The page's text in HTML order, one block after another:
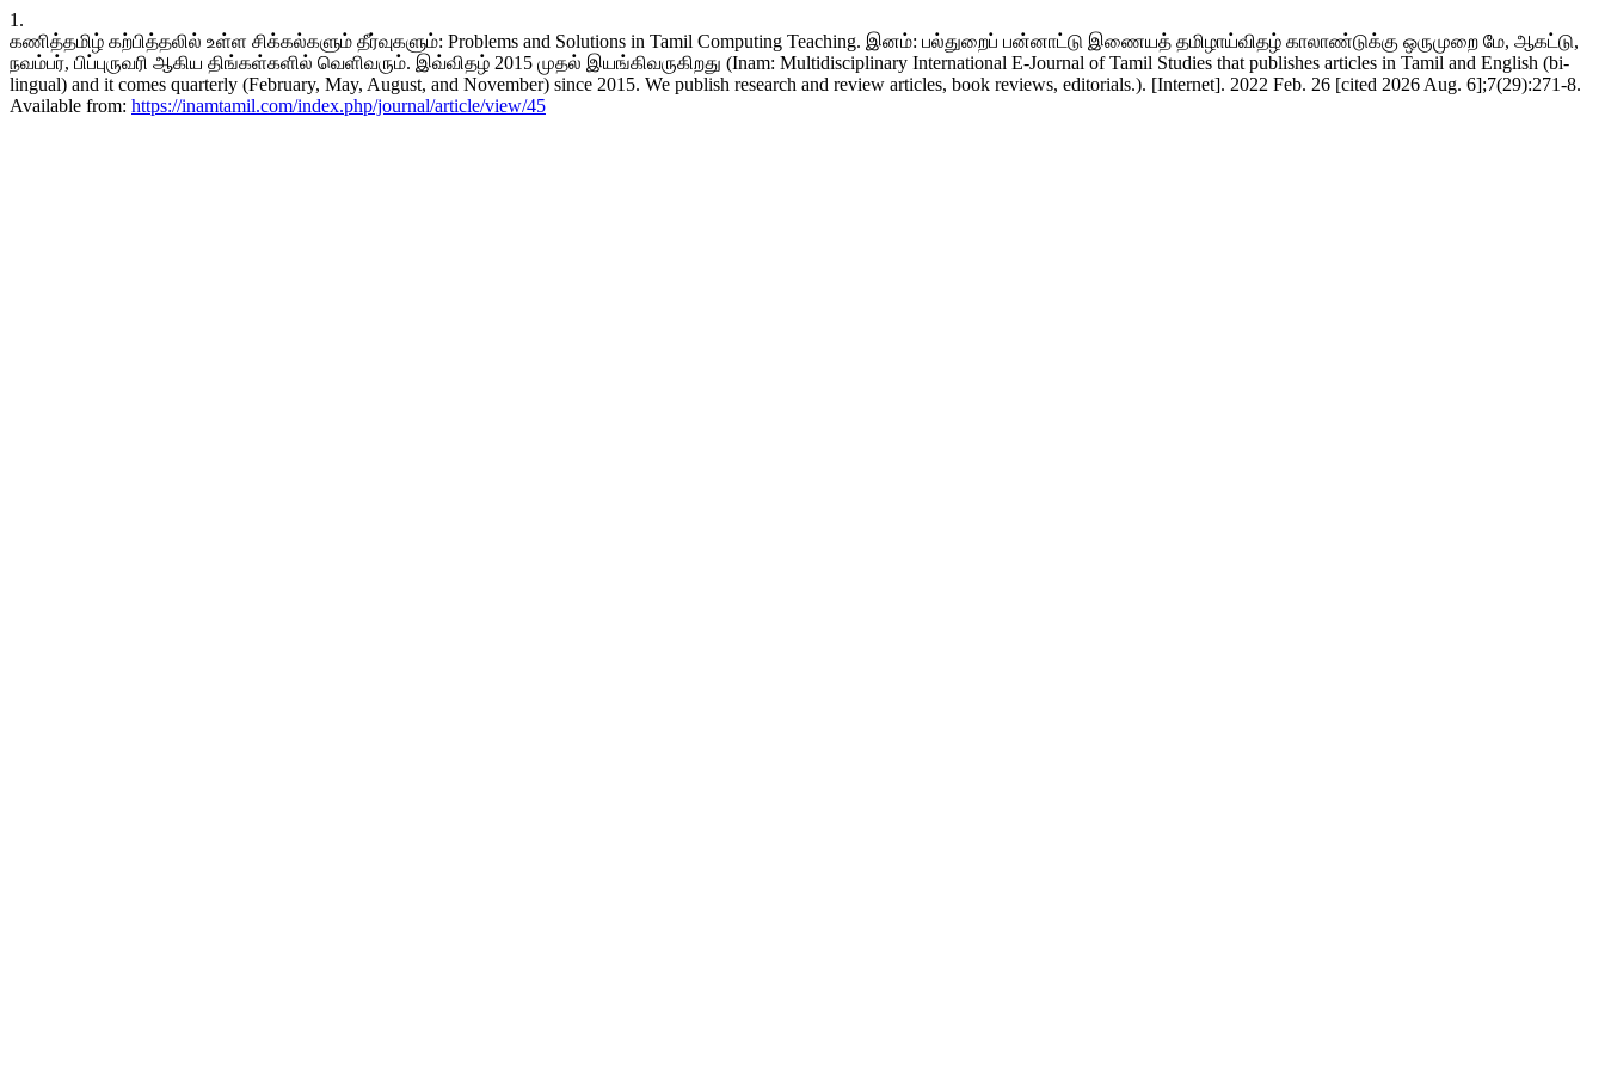
1.
கணித்தமிழ் கற்பித்தலில் உள்ள சிக்கல்களும் தீர்வுகளும்: Problems and Solutions in Tamil Computing Teaching. இனம்: பல்துறைப் பன்னாட்டு இணையத் தமிழாய்விதழ் காலாண்டுக்கு ஒருமுறை மே, ஆகட்டு,
நவம்பர், பிப்புருவரி ஆகிய திங்கள்களில் வெளிவரும். இவ்விதழ் 2015 முதல் இயங்கிவருகிறது (Inam: Multidisciplinary International E-Journal of Tamil Studies that publishes articles in Tamil and English (bi-
lingual) and it comes quarterly (February, May, August, and November) since 2015. We publish research and review articles, book reviews, editorials.). [Internet]. 2022 Feb. 26 [cited 2026 Aug. 6];7(29):271-8.
Available from: https://inamtamil.com/index.php/journal/article/view/45